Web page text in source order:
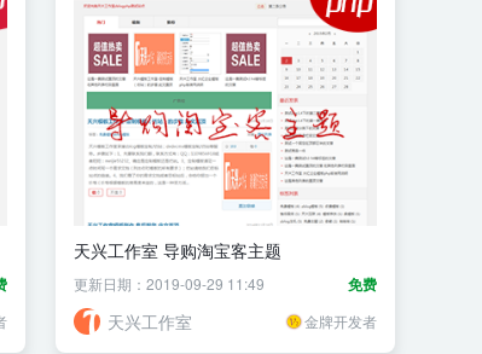
天兴工作室 导购淘宝客主题
免费
更新日期：2019-09-29 11:49
天兴工作室 金牌开发者